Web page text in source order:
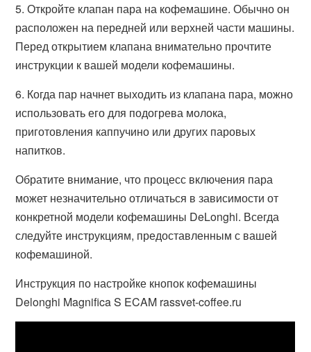
5. Откройте клапан пара на кофемашине. Обычно он
расположен на передней или верхней части машины.
Перед открытием клапана внимательно прочтите
инструкции к вашей модели кофемашины.
6. Когда пар начнет выходить из клапана пара, можно
использовать его для подогрева молока,
приготовления каппучино или других паровых
напитков.
Обратите внимание, что процесс включения пара
может незначительно отличаться в зависимости от
конкретной модели кофемашины DeLonghi. Всегда
следуйте инструкциям, предоставленным с вашей
кофемашиной.
Инструкция по настройке кнопок кофемашины
Delonghi Magnifica S ECAM rassvet-coffee.ru